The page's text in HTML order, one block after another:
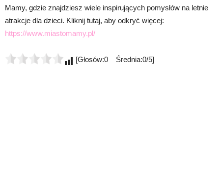
Mamy, gdzie znajdziesz wiele inspirujących pomysłów na letnie
atrakcje dla dzieci. Kliknij tutaj, aby odkryć więcej:
https://www.miastomamy.pl/
[Głosów:0 Średnia:0/5]